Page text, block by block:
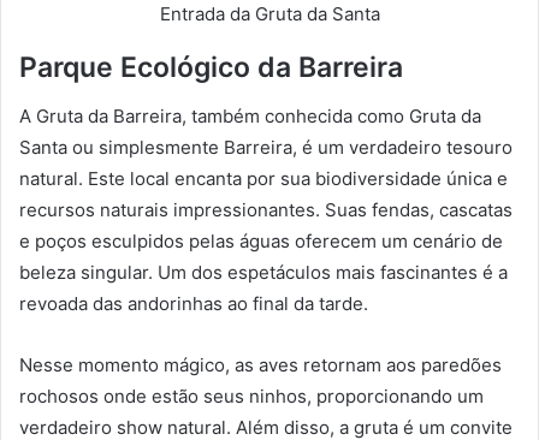
Entrada da Gruta da Santa
Parque Ecológico da Barreira
A Gruta da Barreira, também conhecida como Gruta da
Santa ou simplesmente Barreira, é um verdadeiro tesouro
natural. Este local encanta por sua biodiversidade única e
recursos naturais impressionantes. Suas fendas, cascatas
e poços esculpidos pelas águas oferecem um cenário de
beleza singular. Um dos espetáculos mais fascinantes é a
revoada das andorinhas ao final da tarde.
Nesse momento mágico, as aves retornam aos paredões
rochosos onde estão seus ninhos, proporcionando um
verdadeiro show natural. Além disso, a gruta é um convite